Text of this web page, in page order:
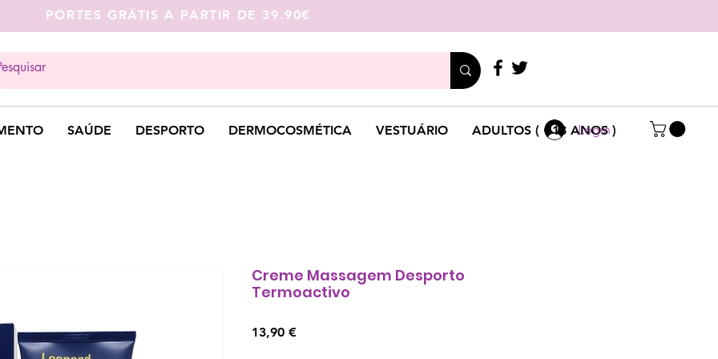
SAÚDE DESPORTO DERMOCOSMÉTICA VESTUÁRIO ADULTOS ( +18 ANOS )
Login
PORTES GRÁTIS A PARTIR DE 39.90€
Creme Massagem Desporto
Termoactivo
13,90 €Preço